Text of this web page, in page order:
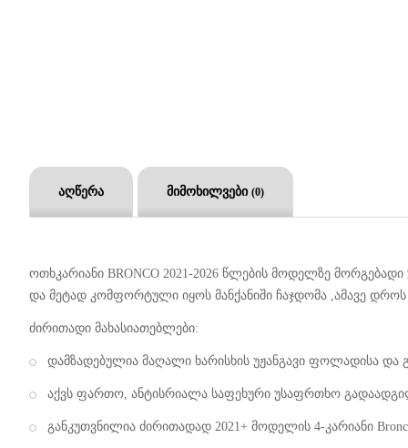
აღწერა მიმოხილვები (0)
ოთხკარიანი BRONCO 2021-2026 წლების მოდელზე
და მეტად კომფორტული იყოს მანქანიში ჩაჯდომა ,ამავე
ძირითადი მახასიათებლები:
დამზადებულია მაღალი ხარისხის უჟანგავი ფოლადისა და
აქვს ფართო, ანტისრიალა საფეხური უსაფრთხო
განკუთვნილია ძირითადად 2021+ მოდელის 4-კარიანი